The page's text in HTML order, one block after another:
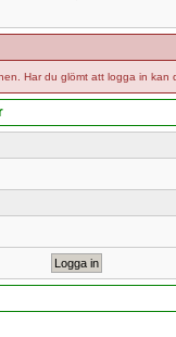
Har du glömt att logga in kan